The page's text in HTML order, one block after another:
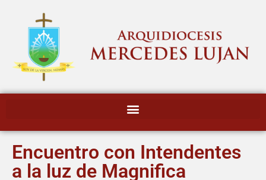
Encuentro con Intendentes
a la luz de Magnifica